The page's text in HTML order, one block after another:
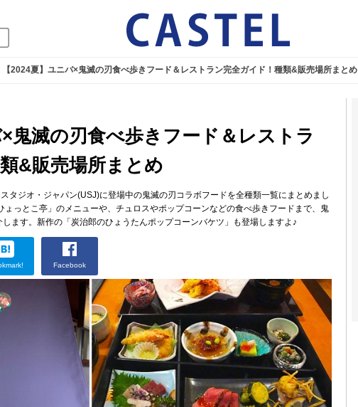
【2024夏】ユニバ×鬼滅の刃食べ歩きフード＆レストラン完全ガイド！種類&販売場所まとめ
×鬼滅の刃食べ歩きフード＆レストラ
&販売場所まとめ
タジオ・ジャパン(USJ)に登場中の鬼滅の刃コラボフードを全種類一覧にまとめまし
っとこ亭」のメニューや、チュロスやポップコーンなどの食べ歩きフードまで、鬼
ます。新作の「炭治郎のひょうたんポップコーンバケツ」も登場しますよ♪
Facebook